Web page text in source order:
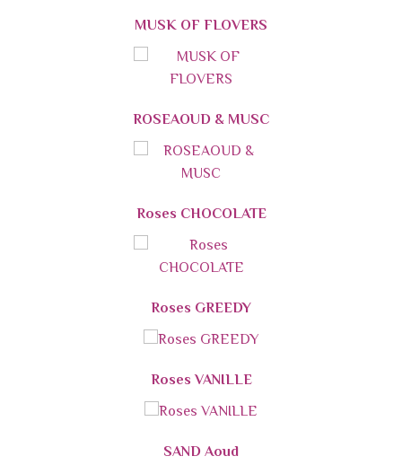
MUSK OF FLOVERS
ROSEAOUD & MUSC
Roses CHOCOLATE
Roses GREEDY
Roses VANILLE
SAND Aoud